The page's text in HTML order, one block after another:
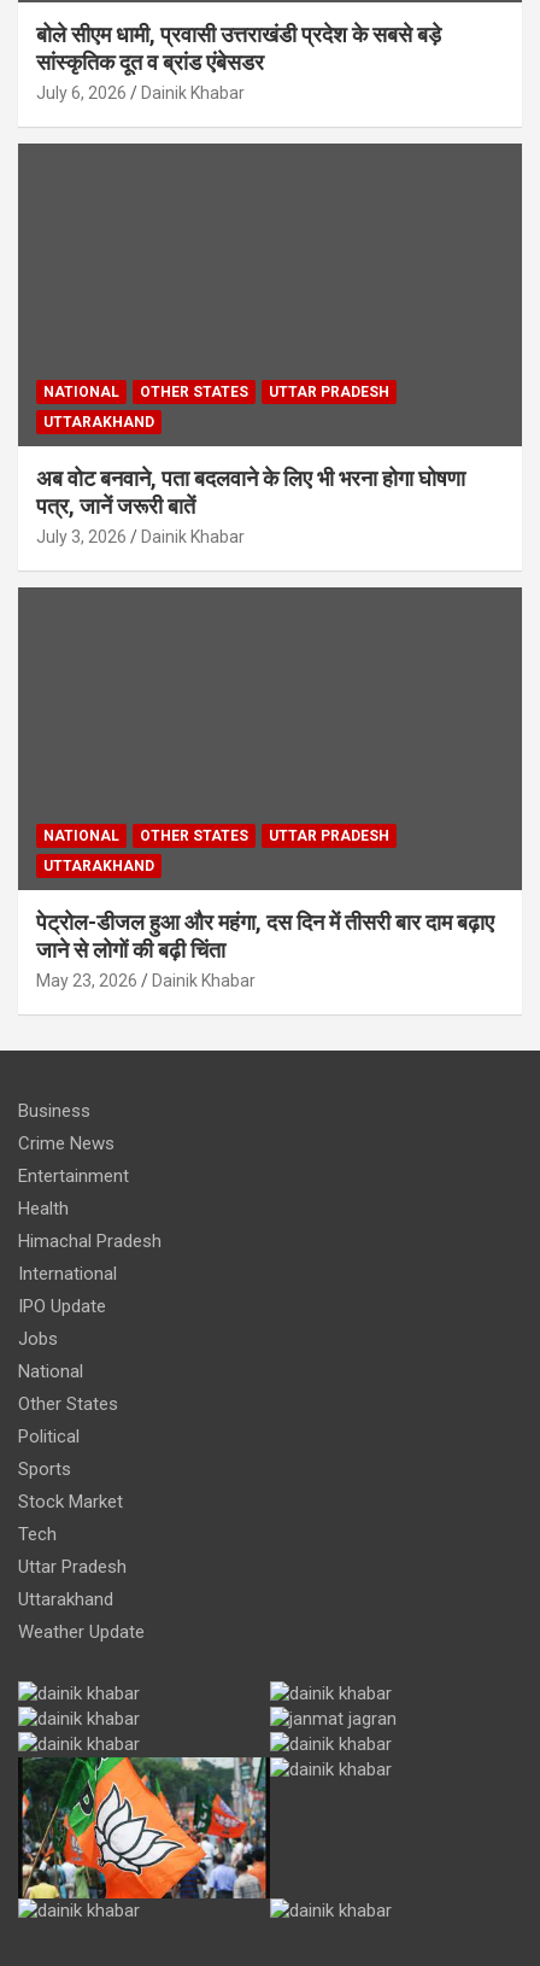
बोले सीएम धामी, प्रवासी उत्तराखंडी प्रदेश के सबसे बड़े
सांस्कृतिक दूत व ब्रांड एंबेसडर
July 6, 2026 Dainik Khabar
NATIONAL OTHER STATES
UTTAR PRADESH
UTTARAKHAND
अब वोट बनवाने, पता बदलवाने के लिए भी भरना होगा घोषणा
पत्र, जानें जरूरी बातें
July 3, 2026 Dainik Khabar
NATIONAL OTHER STATES
UTTAR PRADESH
UTTARAKHAND
पेट्रोल-डीजल हुआ और महंगा, दस दिन में तीसरी बार दाम बढ़ाए
जाने से लोगों की बढ़ी चिंता
May 23, 2026 Dainik Khabar
Business
Crime News
Entertainment
Health
Himachal Pradesh
International
IPO Update
Jobs
National
Other States
Political
Sports
Stock Market
Tech
Uttar Pradesh
Uttarakhand
Weather Update